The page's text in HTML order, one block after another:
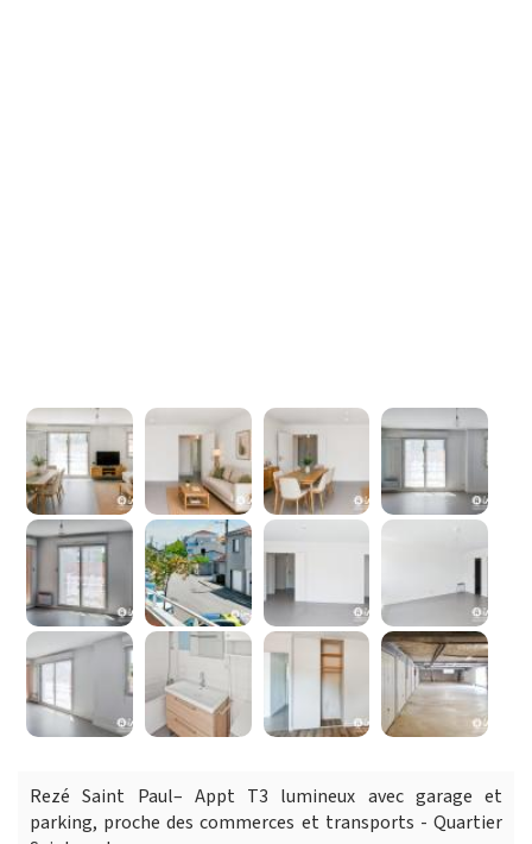
Rezé Saint Paul– Appt T3 lumineux avec garage et
parking, proche des commerces et transports - Quartier